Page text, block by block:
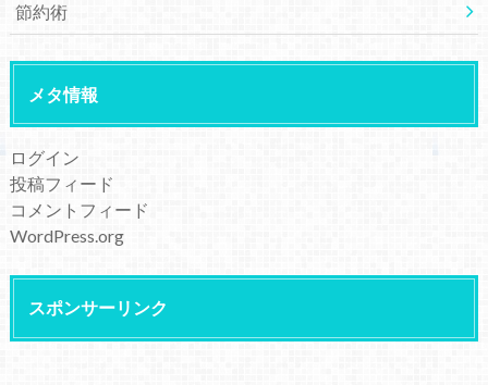
節約術
メタ情報
ログイン
投稿フィード
コメントフィード
WordPress.org
スポンサーリンク